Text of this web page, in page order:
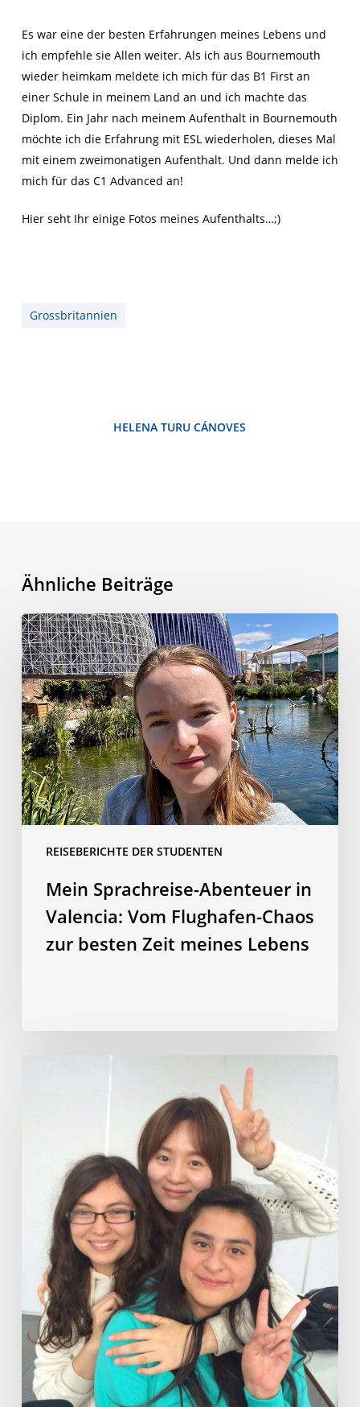
Es war eine der besten Erfahrungen meines Lebens und
ich empfehle sie Allen weiter. Als ich aus Bournemouth
wieder heimkam meldete ich mich für das B1 First an
einer Schule in meinem Land an und ich machte das
Diplom. Ein Jahr nach meinem Aufenthalt in Bournemouth
möchte ich die Erfahrung mit ESL wiederholen, dieses Mal
mit einem zweimonatigen Aufenthalt. Und dann melde ich
mich für das C1 Advanced an!
Hier seht Ihr einige Fotos meines Aufenthalts…;)
Grossbritannien
HELENA TURU CÁNOVES
Ähnliche Beiträge
REISEBERICHTE DER STUDENTEN
Mein
Sprachreise-
Abenteuer
in
Valencia:
Vom
Flughafen-
Chaos
zur
besten
meines
Mein Sprachreise-Abenteuer in
Valencia: Vom Flughafen-Chaos
zur besten Zeit meines Lebens